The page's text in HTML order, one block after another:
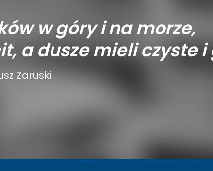
w góry i na morze,
a dusze mieli czyste i
Zaruski